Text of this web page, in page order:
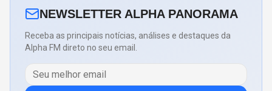
NEWSLETTER ALPHA PANORAMA
Receba as principais notícias, análises e destaques da
Alpha FM direto no seu email.